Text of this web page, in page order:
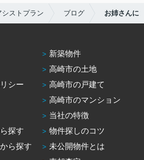
ストプラン ブログ お姉さんに
シー
探す
ら探す
新築物件
高崎市の土地
高崎市の戸建て
高崎市のマンション
当社の特徴
物件探しのコツ
未公開物件とは